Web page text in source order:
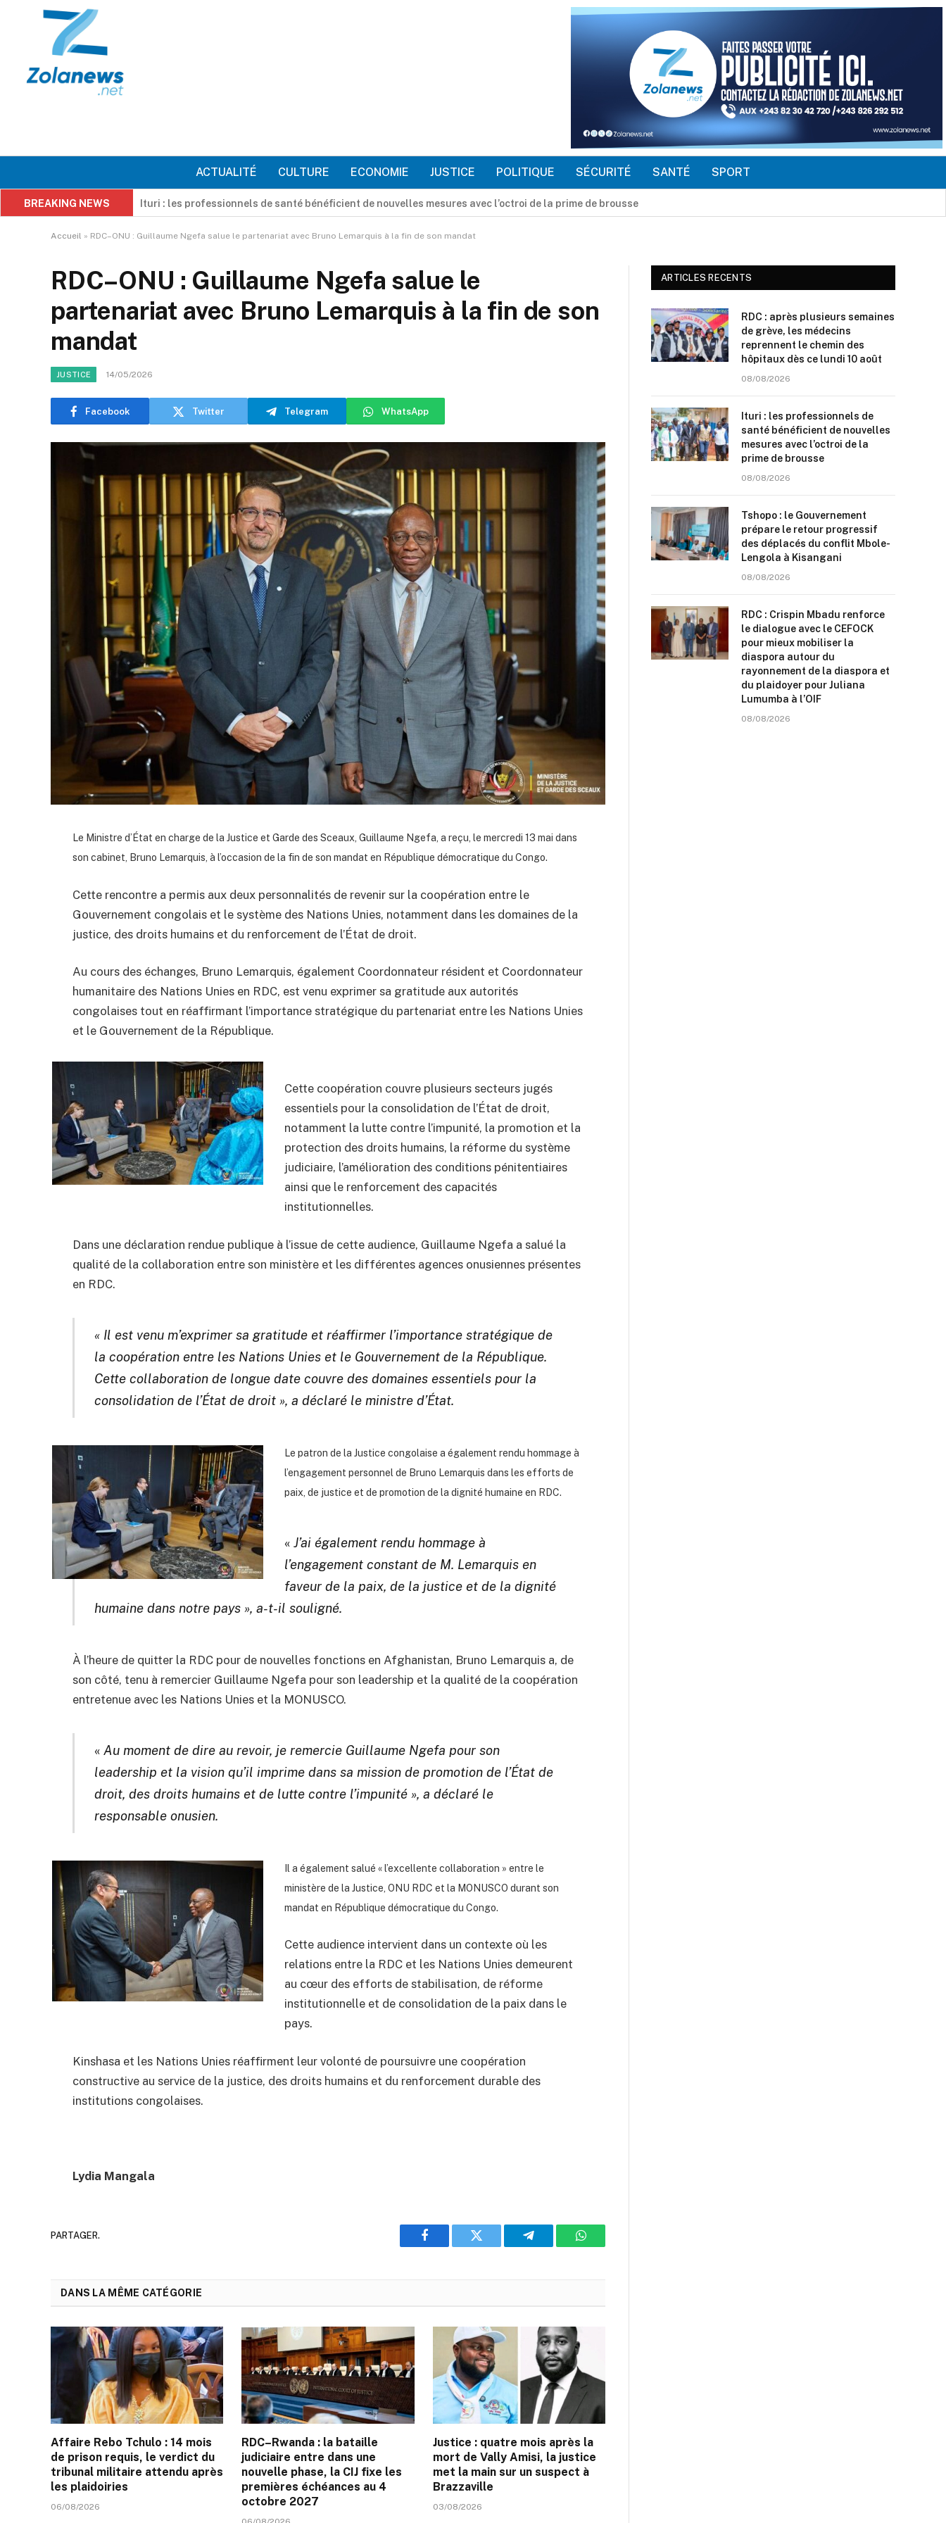
ACTUALITÉ CULTURE ECONOMIE JUSTICE POLITIQUE SÉCURITÉ SANTÉ SPORT
BREAKING NEWS Tshopo : le Gouvernement prépare le retour progressif des déplacés du conflit Mbole-Lengola à Kisangani
Accueil » RDC–ONU : Guillaume Ngefa salue le partenariat avec Bruno Lemarquis à la fin de son mandat
RDC–ONU : Guillaume Ngefa salue le
partenariat avec Bruno Lemarquis à la fin de son
mandat
JUSTICE 14/05/2026
Facebook Twitter Telegram WhatsApp
Le Ministre d’État en charge de la Justice et Garde des Sceaux, Guillaume Ngefa, a reçu, le mercredi 13 mai dans
son cabinet, Bruno Lemarquis, à l’occasion de la fin de son mandat en République démocratique du Congo.
Cette rencontre a permis aux deux personnalités de revenir sur la coopération entre le
Gouvernement congolais et le système des Nations Unies, notamment dans les domaines de la
justice, des droits humains et du renforcement de l’État de droit.
Au cours des échanges, Bruno Lemarquis, également Coordonnateur résident et Coordonnateur
humanitaire des Nations Unies en RDC, est venu exprimer sa gratitude aux autorités
congolaises tout en réaffirmant l’importance stratégique du partenariat entre les Nations Unies
et le Gouvernement de la République.
Cette coopération couvre plusieurs secteurs jugés
essentiels pour la consolidation de l’État de droit,
notamment la lutte contre l’impunité, la promotion et la
protection des droits humains, la réforme du système
judiciaire, l’amélioration des conditions pénitentiaires
ainsi que le renforcement des capacités
institutionnelles.
Dans une déclaration rendue publique à l’issue de cette audience, Guillaume Ngefa a salué la
qualité de la collaboration entre son ministère et les différentes agences onusiennes présentes
en RDC.
« Il est venu m’exprimer sa gratitude et réaffirmer l’importance stratégique de
la coopération entre les Nations Unies et le Gouvernement de la République.
Cette collaboration de longue date couvre des domaines essentiels pour la
consolidation de l’État de droit », a déclaré le ministre d’État.
Le patron de la Justice congolaise a également rendu hommage à
l’engagement personnel de Bruno Lemarquis dans les efforts de
paix, de justice et de promotion de la dignité humaine en RDC.
«J’ai également rendu hommage à
l’engagement constant de M. Lemarquis en
faveur de la paix, de la justice et de la dignité
humaine dans notre pays », a-t-il souligné.
À l’heure de quitter la RDC pour de nouvelles fonctions en Afghanistan, Bruno Lemarquis a, de
son côté, tenu à remercier Guillaume Ngefa pour son leadership et la qualité de la coopération
entretenue avec les Nations Unies et la MONUSCO.
« Au moment de dire au revoir, je remercie Guillaume Ngefa pour son
leadership et la vision qu’il imprime dans sa mission de promotion de l’État de
droit, des droits humains et de lutte contre l’impunité », a déclaré le
responsable onusien.
Il a également salué « l’excellente collaboration » entre le
ministère de la Justice, ONU RDC et la MONUSCO durant son
mandat en République démocratique du Congo.
Cette audience intervient dans un contexte où les
relations entre la RDC et les Nations Unies demeurent
au cœur des efforts de stabilisation, de réforme
institutionnelle et de consolidation de la paix dans le
pays.
Kinshasa et les Nations Unies réaffirment leur volonté de poursuivre une coopération
constructive au service de la justice, des droits humains et du renforcement durable des
institutions congolaises.
Lydia Mangala
PARTAGER.
Facebook Twitter Telegram WhatsApp
DANS LA MÊME CATÉGORIE
Affaire Rebo Tchulo : 14 mois
de prison requis, le verdict du
tribunal militaire attendu après
les plaidoiries
06/08/2026
RDC–Rwanda : la bataille
judiciaire entre dans une
nouvelle phase, la CIJ fixe les
premières échéances au 4
octobre 2027
Justice : quatre mois après la
mort de Vally Amisi, la justice
met la main sur un suspect à
Brazzaville
03/08/2026
ARTICLES RECENTS
RDC : après plusieurs semaines
de grève, les médecins
reprennent le chemin des
hôpitaux dès ce lundi 10 août
08/08/2026
Ituri : les professionnels de
santé bénéficient de nouvelles
mesures avec l’octroi de la
prime de brousse
08/08/2026
Tshopo : le Gouvernement
prépare le retour progressif
des déplacés du conflit Mbole-
Lengola à Kisangani
08/08/2026
RDC : Crispin Mbadu renforce
le dialogue avec le CEFOCK
pour mieux mobiliser la
diaspora autour du
rayonnement de la diaspora et
du plaidoyer pour Juliana
Lumumba à l’OIF
08/08/2026